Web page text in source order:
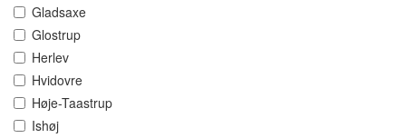
Gladsaxe
Glostrup
Herlev
Hvidovre
Høje-Taastrup
Ishøj